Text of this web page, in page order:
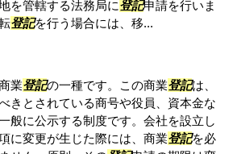
を管轄する法務局に登記申請を行いま
登記を行う場合には、移...
業登記の一種です。この商業登記は、
きとされている商号や役員、資本金な
般に公示する制度です。会社を設立し
に変更が生じた際には、商業登記を必